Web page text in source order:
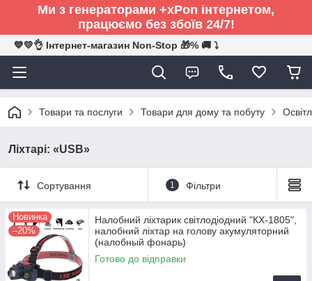
Ми з генераторами +xPon інтернетом,
працюємо без збоїв 24/7!
💙💛👌 Інтернет-магазин Non-Stop 🎁% 🚚 ⤵
Товари та послуги Товари для дому та побуту
Ліхтарі: «USB»
Сортування 1 Фільтри
Новинка
–20%
Налобний ліхтарик світлодіодний "КХ-1805",
налобний ліхтар на голову акумуляторний
(налобный фонарь)
Готово до відправки